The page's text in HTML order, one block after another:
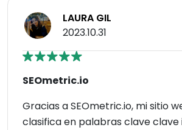
LAURA GIL
2023.10.31
SEOmetric.io
Gracias a SEOmetric.io, mi sitio
clasifica en palabras clave